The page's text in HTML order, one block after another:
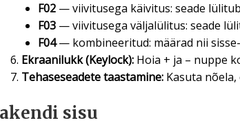
F02— viivitusega käivitus: seade
F03— viivitusega väljalülitus: seade
F04— kombineeritud: määrad nii
Ekraanilukk (Keylock):Hoia + ja – nuppe
Tehaseseadete taastamine:Kasuta nõela,
sisu